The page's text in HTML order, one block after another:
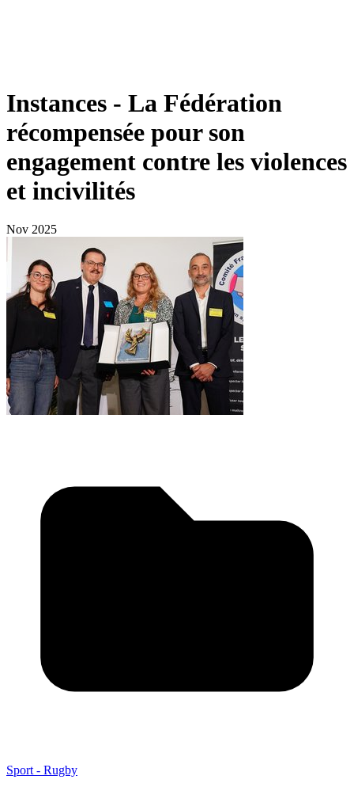
Instances - La Fédération
récompensée pour son
engagement contre les violences
et incivilités
Nov 2025
Sport - Rugby